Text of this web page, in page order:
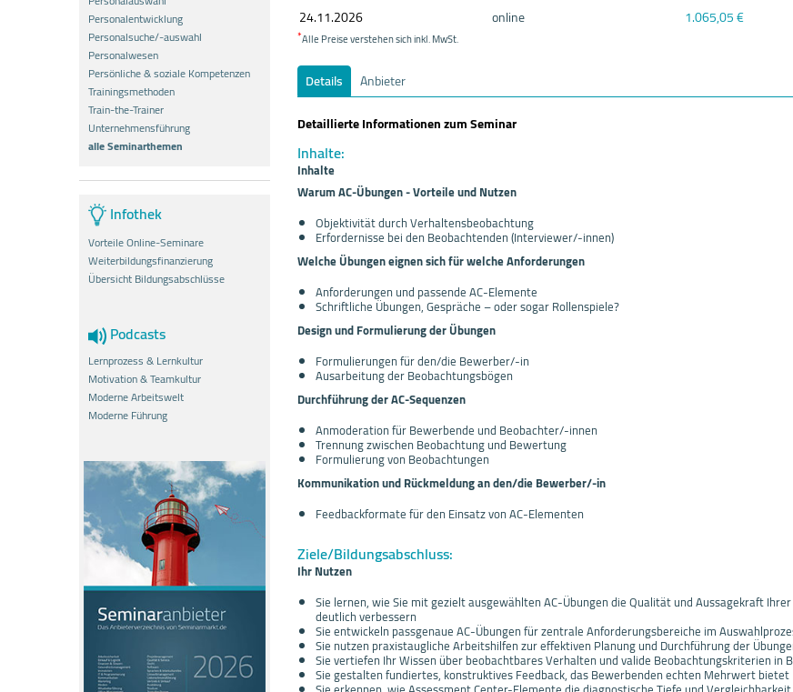
Personalentwicklung
Personalsuche/-auswahl
Personalwesen
Persönliche & soziale Kompetenzen
Trainingsmethoden
Train-the-Trainer
Unternehmensführung
alle Seminarthemen
Infothek
Vorteile Online-Seminare
Weiterbildungsfinanzierung
Übersicht Bildungsabschlüsse
Podcasts
Lernprozess & Lernkultur
Motivation & Teamkultur
Moderne Arbeitswelt
Moderne Führung
24.11.2026 online 1.065,05 €
*Alle Preise verstehen sich inkl. MwSt.
Details
Anbieter
Detaillierte Informationen zum Seminar
Inhalte:
Inhalte
Warum AC-Übungen - Vorteile und Nutzen
Objektivität durch Verhaltensbeobachtung
Erfordernisse bei den Beobachtenden (Interviewer/-innen)
Welche Übungen eignen sich für welche Anforderungen
Anforderungen und passende AC-Elemente
Schriftliche Übungen, Gespräche – oder sogar Rollenspiele?
Design und Formulierung der Übungen
Formulierungen für den/die Bewerber/-in
Ausarbeitung der Beobachtungsbögen
Durchführung der AC-Sequenzen
Anmoderation für Bewerbende und Beobachter/-innen
Trennung zwischen Beobachtung und Bewertung
Formulierung von Beobachtungen
Kommunikation und Rückmeldung an den/die Bewerber/-in
Feedbackformate für den Einsatz von AC-Elementen
Ziele/Bildungsabschluss:
Ihr Nutzen
Sie lernen, wie Sie mit gezielt ausgewählten AC-Übungen die Qualität und Aussagekraft
deutlich verbessern
Sie entwickeln passgenaue AC-Übungen für zentrale Anforderungsbereiche im
Sie nutzen praxistaugliche Arbeitshilfen zur effektiven Planung und Durchführung der
Sie vertiefen Ihr Wissen über beobachtbares Verhalten und valide Beobachtungskriterien in
Sie gestalten fundiertes, konstruktives Feedback, das Bewerbenden echten Mehrwert bietet